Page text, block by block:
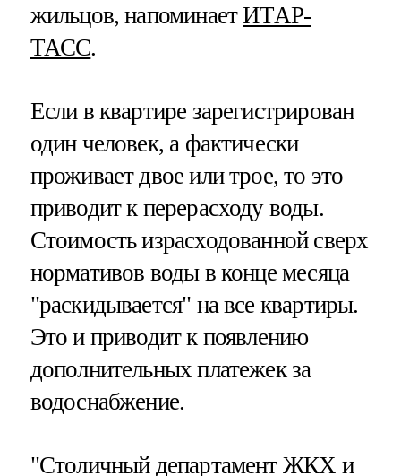
жильцов, напоминаетИТАР-
ТАСС.
Если в квартире зарегистрирован
один человек, а фактически
проживает двое или трое, то это
приводит к перерасходу воды.
Стоимость израсходованной сверх
нормативов воды в конце месяца
"раскидывается" на все квартиры.
Это и приводит к появлению
дополнительных платежек за
водоснабжение.
"Столичный департамент ЖКХ и